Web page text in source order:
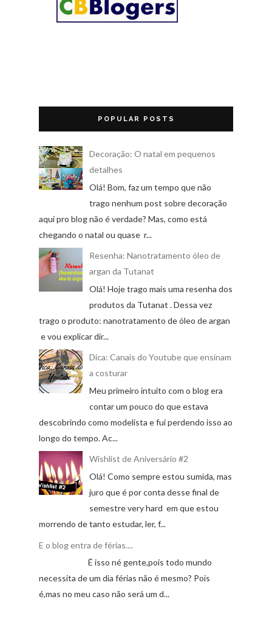
POPULAR POSTS
Decoração: O natal em pequenos
detalhes
Olá! Bom, faz um tempo que não
trago nenhum post sobre decoração
aqui pro blog não é verdade? Mas, como está
chegando o natal ou quase r...
Resenha: Nanotratamento óleo de
argan da Tutanat
Olá! Hoje trago mais uma resenha dos
produtos da Tutanat . Dessa vez
trago o produto: nanotratamento de óleo de argan
e vou explicar dir...
Dica: Canais do Youtube que ensinam
a costurar
Meu primeiro intuito com o blog era
contar um pouco do que estava
descobrindo como modelista e fui perdendo isso ao
longo do tempo. Ac...
Wishlist de Aniversário #2
Olá! Como sempre estou sumida, mas
juro que é por conta desse final de
semestre very hard em que estou
morrendo de tanto estudar, ler, f...
E o blog entra de férias....
É isso né gente,pois todo mundo
necessita de um dia férias não é mesmo? Pois
é,mas no meu caso não será um d...